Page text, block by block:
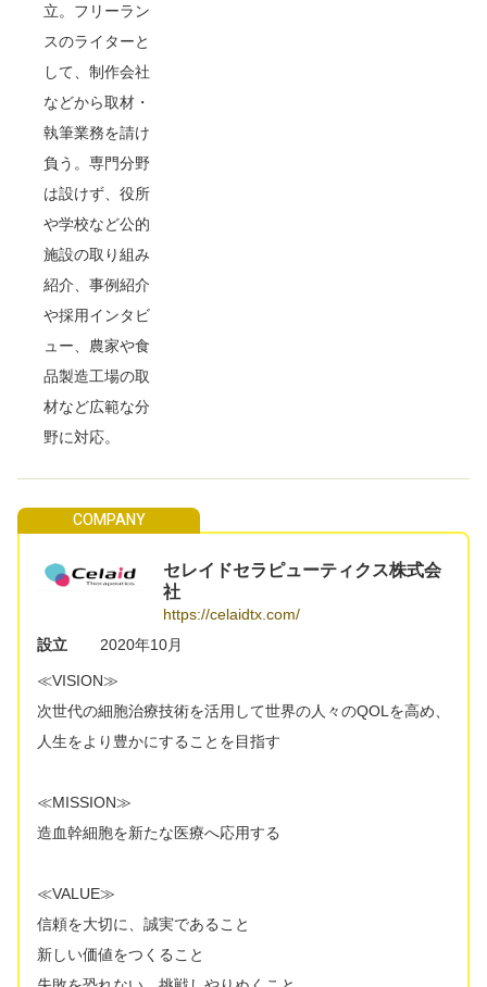
立。フリーラン
スのライターと
して、制作会社
などから取材・
執筆業務を請け
負う。専門分野
は設けず、役所
や学校など公的
施設の取り組み
紹介、事例紹介
や採用インタビ
ュー、農家や食
品製造工場の取
材など広範な分
野に対応。
セレイドセラピューティクス株式会
社
https://celaidtx.com/
設立
2020年10月
≪VISION≫
次世代の細胞治療技術を活用して世界の人々のQOLを高め、
人生をより豊かにすることを目指す
≪MISSION≫
造血幹細胞を新たな医療へ応用する
≪VALUE≫
信頼を大切に、誠実であること
新しい価値をつくること